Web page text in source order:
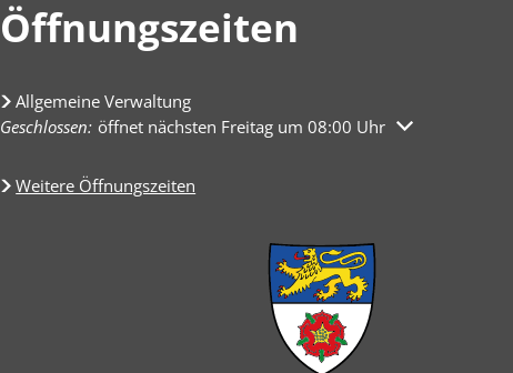
Öffnungszeiten
Allgemeine Verwaltung
Klicken, um weitere Öffnungs- oder Schließzeiten auszublenden
Geschlossen: öffnet nächsten Freitag um 08:00 Uhr
Weitere Öffnungszeiten